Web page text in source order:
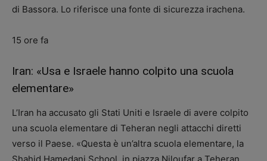
di Bassora. Lo riferisce una fonte di sicurezza irachena.
15 ore fa
Iran: «Usa e Israele hanno colpito una scuola
elementare»
L’Iran ha accusato gli Stati Uniti e Israele di avere colpito
una scuola elementare di Teheran negli attacchi diretti
verso il Paese. «Questa è un’altra scuola elementare, la